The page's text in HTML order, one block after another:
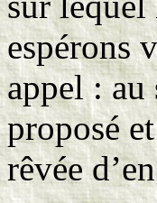
espérons
appel : au
proposé
rêvée